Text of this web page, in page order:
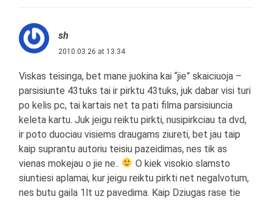
sh
2010.03.26 at 13:34
Viskas teisinga, bet mane juokina kai “jie” skaiciuoja –
parsisiunte 43tuks tai ir pirktu 43tuks, juk dabar visi turi
po kelis pc, tai kartais net ta pati filma parsisiuncia
keleta kartu. Juk jeigu reiktu pirkti, nusipirkciau ta dvd,
ir poto duociau visiems draugams ziureti, bet jau taip
kaip suprantu autoriu teisiu pazeidimas, nes tik as
vienas mokejau o jie ne..
O kiek visokio slamsto
siuntiesi aplamai, kur jeigu reiktu pirkti net negalvotum,
nes butu gaila 1lt uz pavedima. Kaip Dziugas rase tie